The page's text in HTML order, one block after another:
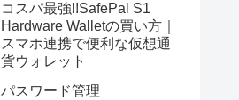
コスパ最強!!SafePal S1
Hardware Walletの買い方｜
スマホ連携で便利な仮想通
貨ウォレット
パスワード管理